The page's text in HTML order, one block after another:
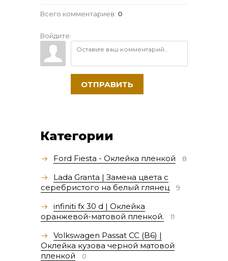
Всего комментариев: 0
Войдите:
ОТПРАВИТЬ
Категории
Ford Fiesta - Оклейка пленкой 8
Lada Granta | Замена цвета с
серебристого на белый глянец
9
infiniti fx 30 d | Оклейка
оранжевой-матовой пленкой.
11
Volkswagen Passat СС (B6) |
Оклейка кузова черной матовой
пленкой
0